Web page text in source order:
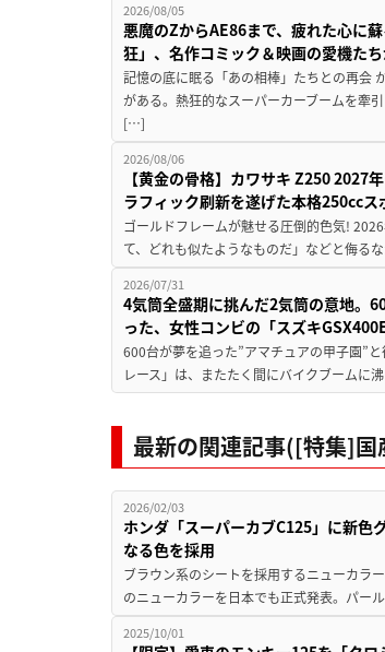
2026/08/05
悪魔のZからAE86まで、疲れた心に
狂」、名作コミック＆映画の愛機た
記憶の底に眠る「あの相棒」たちとの再会
がある。熱狂的なスーパーカーブームを牽
[…]
2026/08/06
【黄金の骨格】カワサキ Z250 2027
ラフィック刷新を遂げた本格250ccス
ゴールドフレームが魅せる圧倒的色気!
て、どれも似たようなものだ」などと侮る
2026/07/31
4気筒全盛期に挑んだ2気筒の意地。
った、女性コンビの「スズキ
600台が夢を追った”アマチュアの甲子園”
レース」は、またたく間にバイクブームに
最新の関連記事([特集]
2026/02/03
ホンダ「スーパーカブC125」に新色
なる色を採用
ブラウン系のシートを採用するニューカラ
のニューカラーを日本でも正式発表。パー
2025/10/01